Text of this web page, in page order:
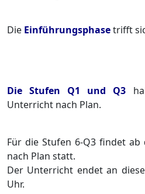
Die Einführungsphasetrifft
Die Stufen Q1 und Q3
Unterricht nach Plan.
Für die Stufen 6-Q3 findet
nach Plan statt.
Der Unterricht endet an
Uhr.